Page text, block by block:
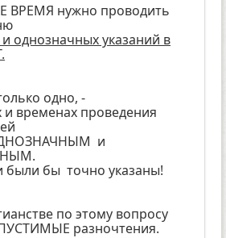
ВРЕМЯ нужно проводить
однозначных указаний в
одно, -
и временах проведения
и
были бы точно указаны!
по этому вопросу
разночтения.